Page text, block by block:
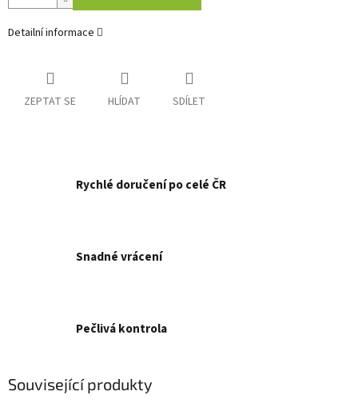
Detailní informace
ZEPTAT SE HLÍDAT SDÍLET
Rychlé doručení po celé ČR
Snadné vrácení
Pečlivá kontrola
Související produkty